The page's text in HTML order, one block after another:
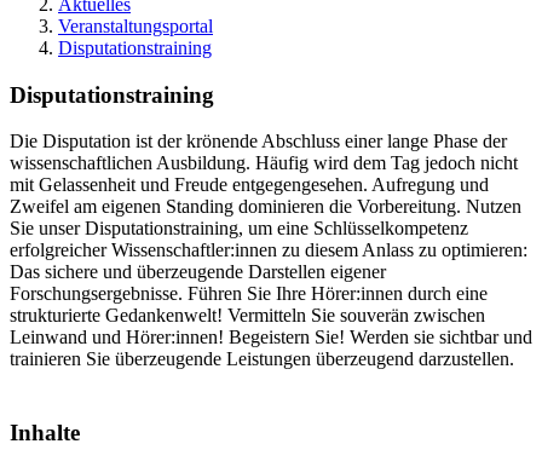
Aktuelles
Veranstaltungsportal
Disputationstraining
Disputationstraining
Die Disputation ist der krönende Abschluss einer lange Phase der
wissenschaftlichen Ausbildung. Häufig wird dem Tag jedoch nicht
mit Gelassenheit und Freude entgegengesehen. Aufregung und
Zweifel am eigenen Standing dominieren die Vorbereitung. Nutzen
Sie unser Disputationstraining, um eine Schlüsselkompetenz
erfolgreicher Wissenschaftler:innen zu diesem Anlass zu optimieren:
Das sichere und überzeugende Darstellen eigener
Forschungsergebnisse. Führen Sie Ihre Hörer:innen durch eine
strukturierte Gedankenwelt! Vermitteln Sie souverän zwischen
Leinwand und Hörer:innen! Begeistern Sie! Werden sie sichtbar und
trainieren Sie überzeugende Leistungen überzeugend darzustellen.
Inhalte